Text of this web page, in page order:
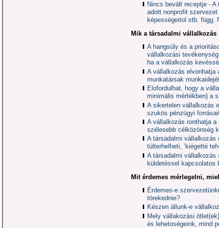
Nincs bevált receptje -
adott nonprofit
képességeitol stb. függ.
Mik a társadalmi
A hangsúly és a
vállalkozási
ha a vállalkozás
A vállalkozás elvonhatja
munkatársak
Elofordulhat, hogy a
minimális mértékben) a
A sikertelen vállalkozás
szukös pénzügyi
A vállalkozás ronthatja
szélesebb célközönség
A társadalmi
túlterhelheti, ’kiégetté
A társadalmi
küldetéssel kapcsolatos
Mit érdemes mérlegelni,
Érdemes-e
törekednie?
Készen állunk-e
Mely vállakozási
és lehetoségeink, mind